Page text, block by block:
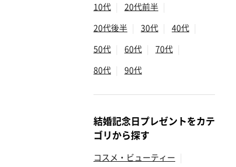
10代 20代前半
20代後半
30代 40代
50代
60代 70代
80代
90代
結婚記念日プレゼントをカテ
ゴリから探す
コスメ・ビューティー